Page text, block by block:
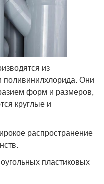
из
поливинилхлорида. Они
форм и размеров,
круглые и
распространение
пластиковых